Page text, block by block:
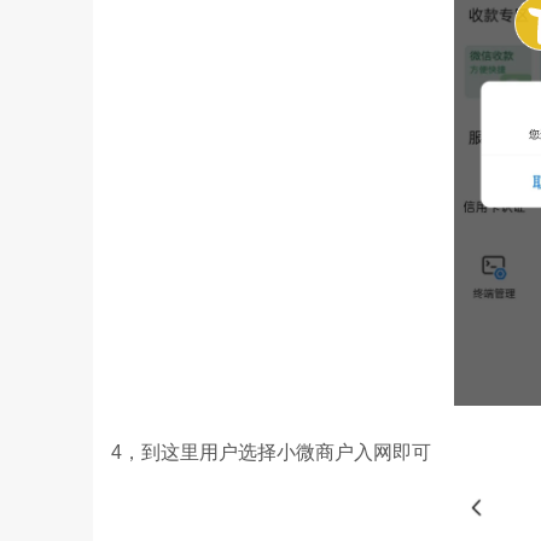
4，到这里用户选择小微商户入网即可